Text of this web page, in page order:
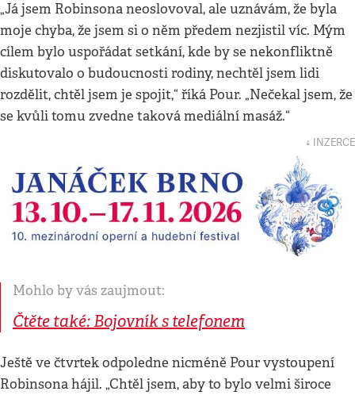
„Já jsem Robinsona neoslovoval, ale uznávám, že byla
moje chyba, že jsem si o něm předem nezjistil víc. Mým
cílem bylo uspořádat setkání, kde by se nekonfliktně
diskutovalo o budoucnosti rodiny, nechtěl jsem lidi
rozdělit, chtěl jsem je spojit,“ říká Pour. „Nečekal jsem, že
se kvůli tomu zvedne taková mediální masáž.“
↓ INZERCE
Mohlo by vás zaujmout:
Čtěte také: Bojovník s telefonem
Ještě ve čtvrtek odpoledne nicméně Pour vystoupení
Robinsona hájil. „Chtěl jsem, aby to bylo velmi široce